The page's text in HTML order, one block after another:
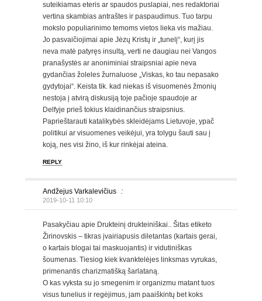
suteikiamas eteris ar spaudos puslapiai, nes redaktoriai
vertina skambias antraštes ir paspaudimus. Tuo tarpu
mokslo populiarinimo temoms vietos lieka vis mažiau.
Jo pasvaičiojimai apie Jėzų Kristų ir „tunelį“, kurį jis
neva matė patyręs insultą, verti ne daugiau nei Vangos
pranašystės ar anoniminiai straipsniai apie neva
gydančias žoleles žurnaluose „Viskas, ko tau nepasako
gydytojai“. Keista tik. kad niekas iš visuomenės žmonių
nestoja į atvirą diskusiją toje pačioje spaudoje ar
Delfyje prieš tokius klaidinančius straipsnius.
Paprieštarauti katalikybės skleidėjams Lietuvoje, ypač
politikui ar visuomenes veikėjui, yra tolygu šauti sau į
koją, nes visi žino, iš kur rinkėjai ateina.
REPLY
Andžejus Varkalevičius :
2019-10-11 10:10
Pasakyčiau apie Drukteinį drukteiniškai.. Šitas etiketo
Žirinovskis – tikras įvairiapusis diletantas (kartais gerai,
o kartais blogai tai maskuojantis) ir vidutiniškas
šoumenas. Tiesiog kiek kvanktelėjes linksmas vyrukas,
primenantis charizmatišką šarlataną.
O kas vyksta su jo smegenim ir organizmu matant tuos
visus tunelius ir regėjimus, jam paaiškintų bet koks